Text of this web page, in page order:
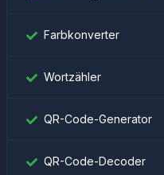
Farbkonverter
Wortzähler
QR-Code-Generator
QR-Code-Decoder